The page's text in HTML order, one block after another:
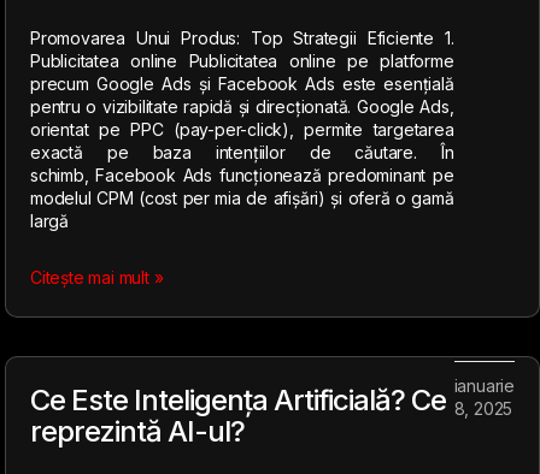
Promovarea Unui Produs: Top Strategii Eficiente 1.
Publicitatea online Publicitatea online pe platforme
precum Google Ads și Facebook Ads este esențială
pentru o vizibilitate rapidă și direcționată. Google Ads,
orientat pe PPC (pay-per-click), permite targetarea
exactă pe baza intențiilor de căutare. În
schimb, Facebook Ads funcționează predominant pe
modelul CPM (cost per mia de afișări) și oferă o gamă
largă
Citește mai mult »
Ce Este Inteligența Artificială? Ce
reprezintă AI-ul?
ianuarie
8, 2025